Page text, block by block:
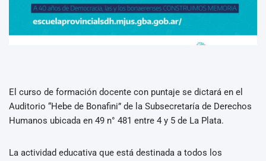
El curso de formación docente con puntaje se dictará en el
Auditorio “Hebe de Bonafini” de la Subsecretaría de Derechos
Humanos ubicada en 49 n° 481 entre 4 y 5 de La Plata.
La actividad educativa que está destinada a todos los